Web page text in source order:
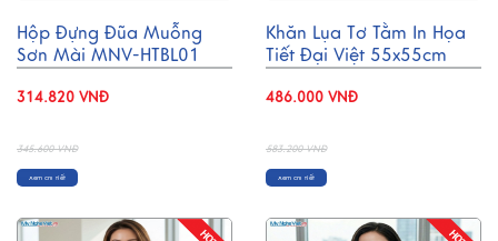
Hộp Đựng Đũa Muỗng
Sơn Mài MNV-HTBL01
314.820 VNĐ
345.600 VNĐ
Xem chi tiết
Khăn Lụa Tơ Tằm In Họa
Tiết Đại Việt 55x55cm
486.000 VNĐ
583.200 VNĐ
Xem chi tiết